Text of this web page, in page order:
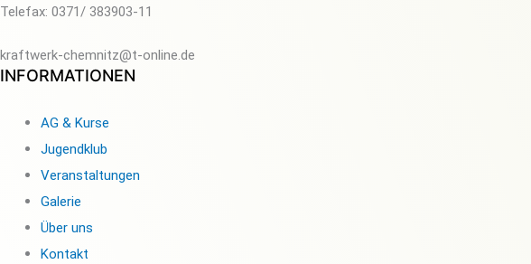
Telefax: 0371/ 383903-11
kraftwerk-chemnitz@t-online.de
INFORMATIONEN
AG & Kurse
Jugendklub
Veranstaltungen
Galerie
Über uns
Kontakt